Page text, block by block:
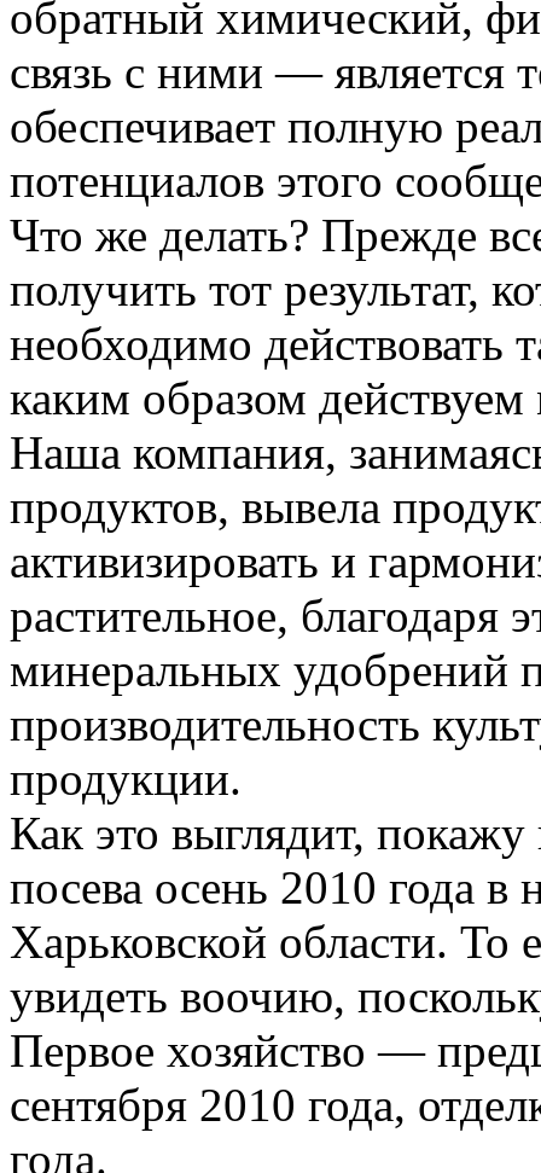
обратный химический,
связь с ними — является
обеспечивает полную
потенциалов этого
Что же делать? Прежде
получить тот результат,
необходимо действовать
каким образом
Наша компания,
продуктов, вывела
активизировать и
растительное, благодаря
минеральных удобрений
производительность
продукции.
Как это выглядит,
посева осень 2010 года в
Харьковской области.
увидеть воочию,
Первое хозяйство —
сентября 2010 года,
года.